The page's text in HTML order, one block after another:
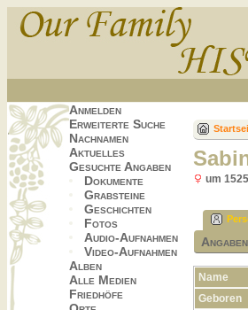
Anmelden
Erweiterte Suche
Nachnamen
Aktuelles
Gesuchte Angaben
Dokumente
Grabsteine
Geschichten
Fotos
Audio-Aufnahmen
Video-Aufnahmen
Alben
Alle Medien
Friedhöfe
um
Name
Geboren